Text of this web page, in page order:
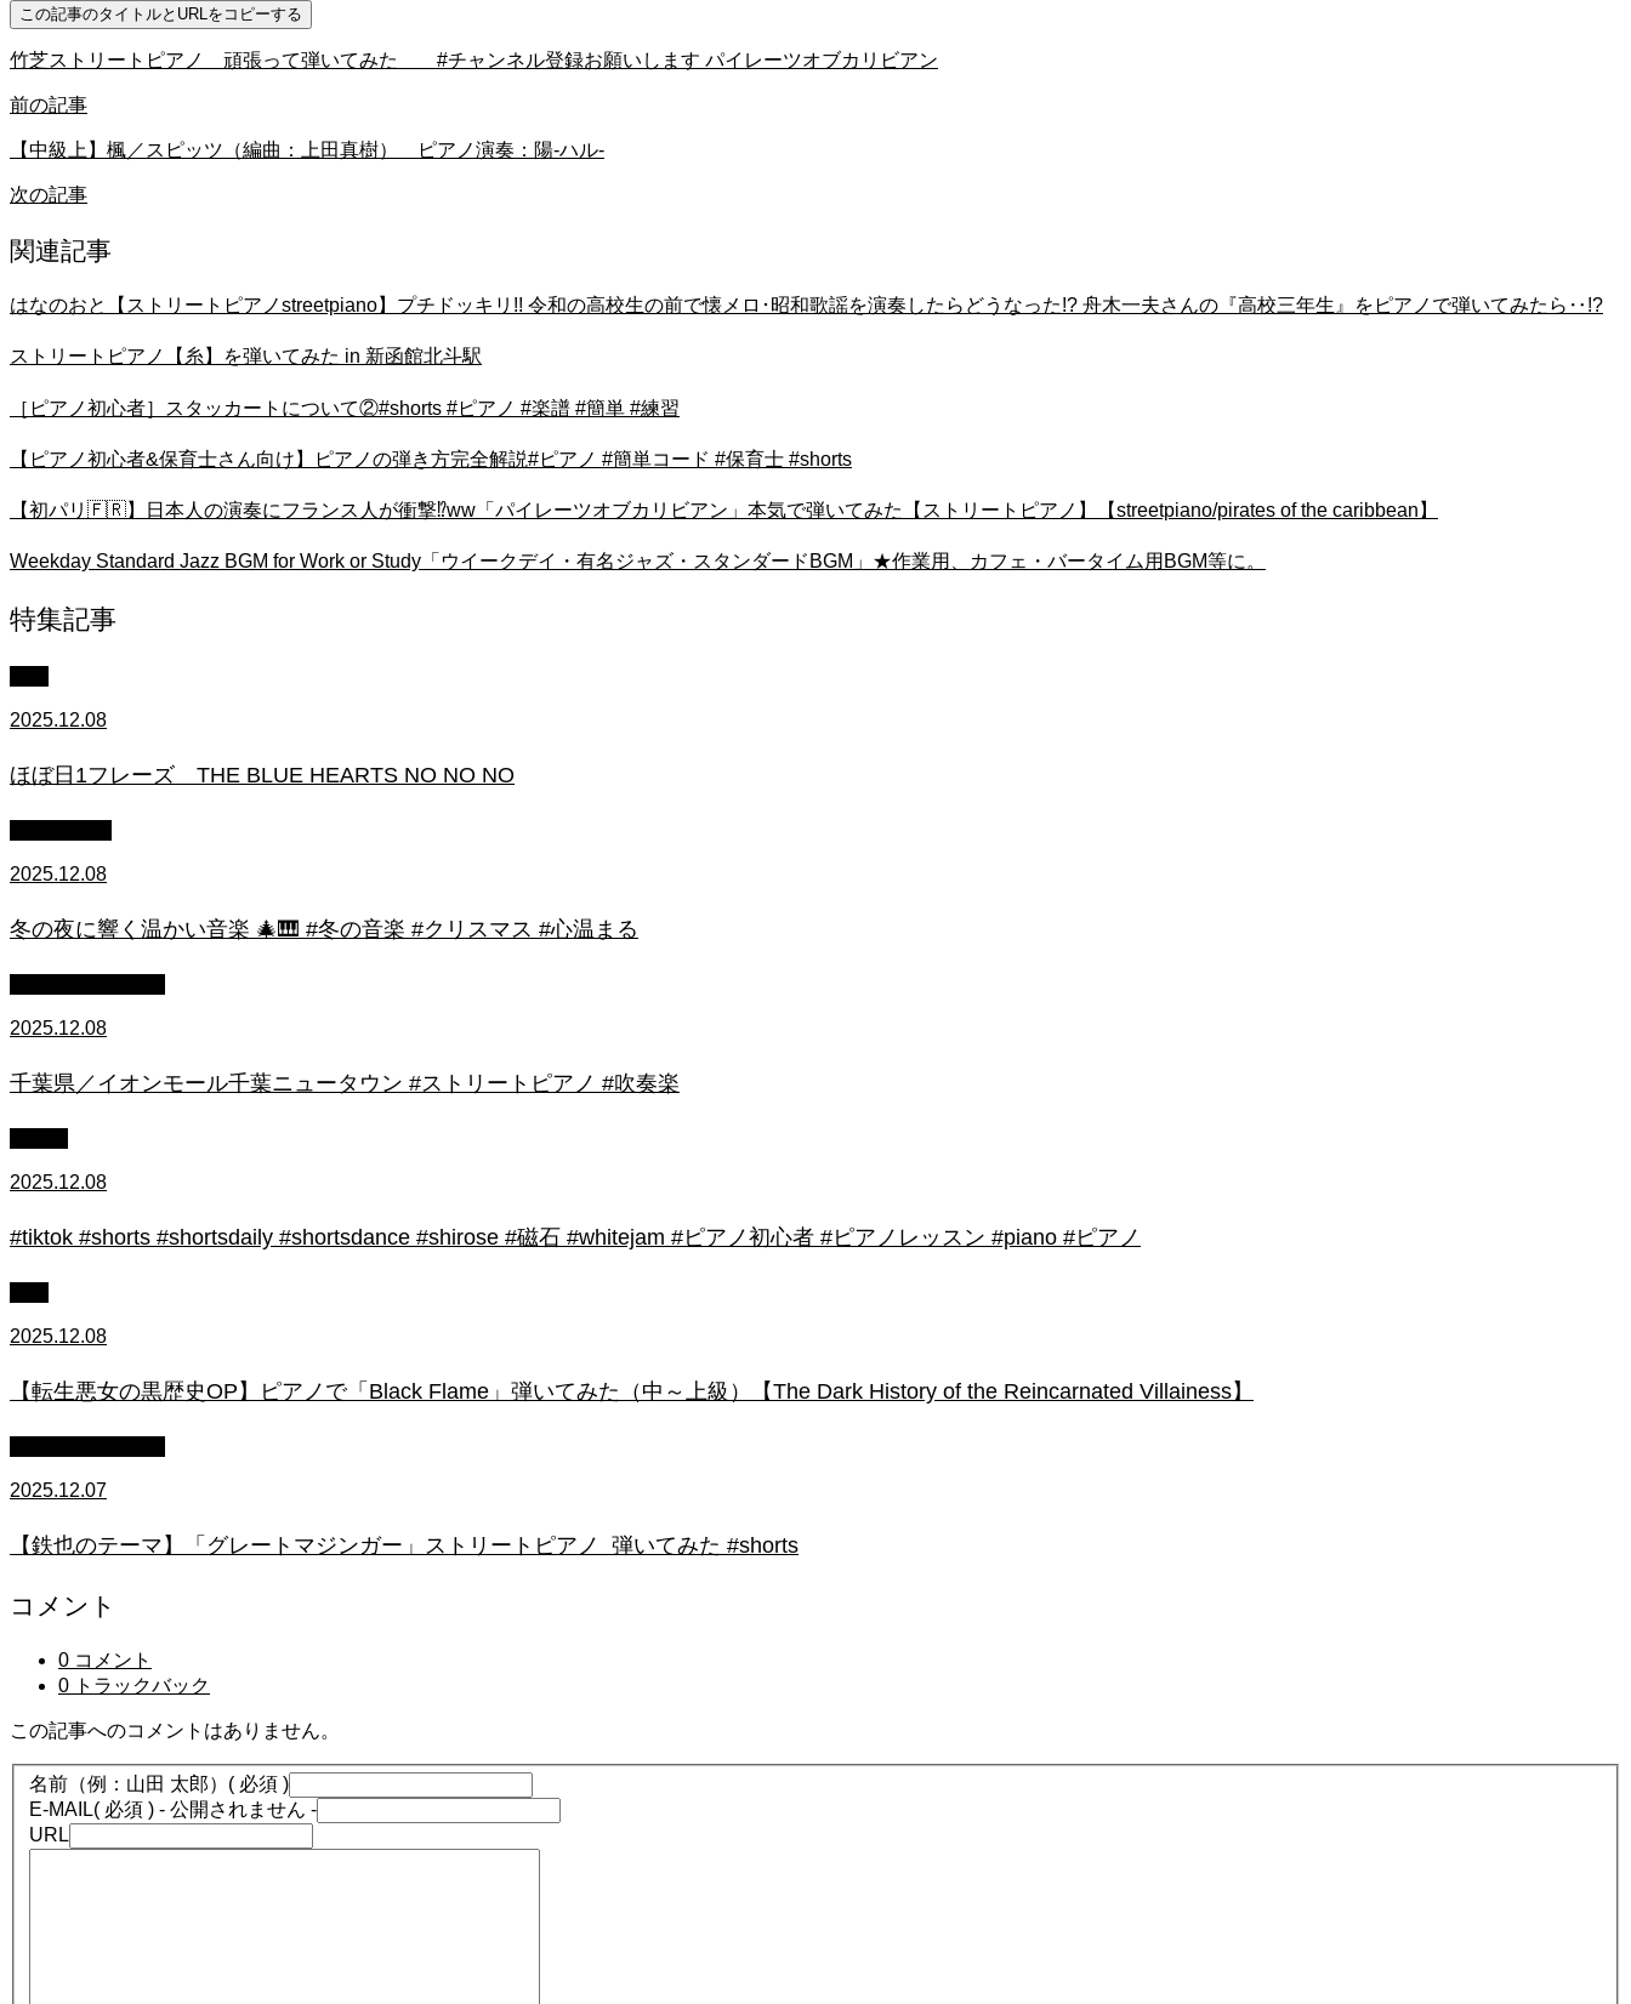
この記事のタイトルとURLをコピーする
竹芝ストリートピアノ 頑張って弾いてみた #チャンネル登録お願いします パイレーツオブカリビアン
前の記事
【中級上】楓／スピッツ（編曲：上田真樹） ピアノ演奏：陽-ハル-
次の記事
関連記事
はなのおと【ストリートピアノstreetpiano】プチドッキリ!! 令和の高校生の前で懐メロ･昭和歌謡を演奏したらどうなった!? 舟木一夫さんの『高校三年生』をピアノで弾いてみたら‥!?
ストリートピアノ【糸】を弾いてみた in 新函館北斗駅
［ピアノ初心者］スタッカートについて②#shorts #ピアノ #楽譜 #簡単 #練習
【ピアノ初心者&保育士さん向け】ピアノの弾き方完全解説#ピアノ #簡単コード #保育士 #shorts
【初パリ🇫🇷】日本人の演奏にフランス人が衝撃⁉️ww「パイレーツオブカリビアン」本気で弾いてみた【ストリートピアノ】【streetpiano/pirates of the caribbean】
Weekday Standard Jazz BGM for Work or Study「ウイークデイ・有名ジャズ・スタンダードBGM」★作業用、カフェ・バータイム用BGM等に。
特集記事
2025.12.08
ほぼ日1フレーズ THE BLUE HEARTS NO NO NO
2025.12.08
冬の夜に響く温かい音楽 🎄🎹 #冬の音楽 #クリスマス #心温まる
2025.12.08
千葉県／イオンモール千葉ニュータウン #ストリートピアノ #吹奏楽
2025.12.08
#tiktok #shorts #shortsdaily #shortsdance #shirose #磁石 #whitejam #ピアノ初心者 #ピアノレッスン #piano #ピアノ
2025.12.08
【転生悪女の黒歴史OP】ピアノで「Black Flame」弾いてみた（中～上級）【The Dark History of the Reincarnated Villainess】
2025.12.07
【鉄也のテーマ】「グレートマジンガー」ストリートピアノ 弾いてみた #shorts
コメント
0 コメント
0 トラックバック
この記事へのコメントはありません。
名前（例：山田 太郎） ( 必須 )
E-MAIL( 必須 ) - 公開されません -
URL